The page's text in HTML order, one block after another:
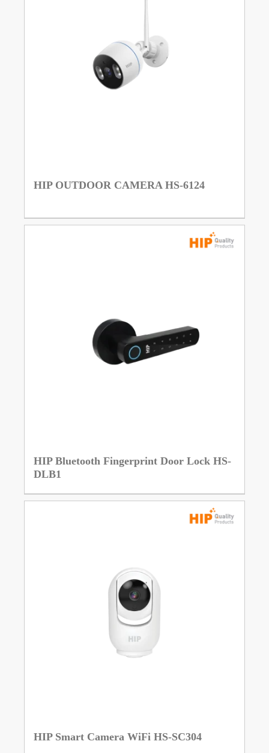
HIP OUTDOOR CAMERA HS-6124
HIP Bluetooth Fingerprint Door Lock HS-
DLB1
HIP Smart Camera WiFi HS-SC304